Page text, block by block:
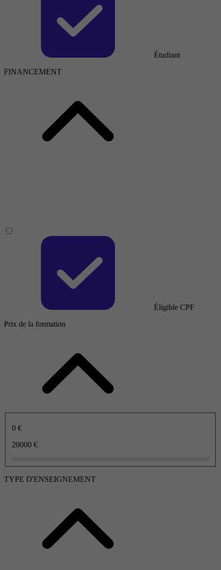
Étudiant
FINANCEMENT
Éligible CPF
Prix de la formation
0 €
20000 €
TYPE D'ENSEIGNEMENT